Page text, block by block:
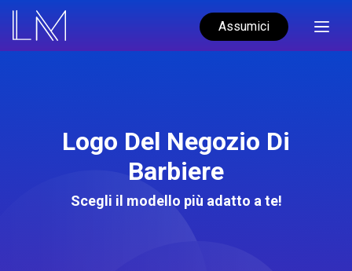
Assumici
Logo Del Negozio Di
Barbiere
Scegli il modello più adatto a te!